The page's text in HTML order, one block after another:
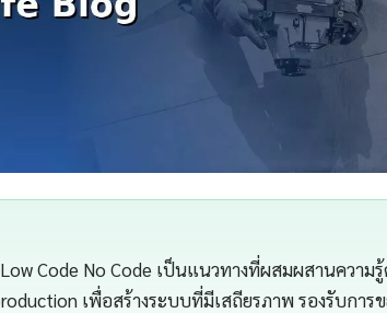
Low Code No Code เป็นแนวทางที่ผสมผสานความ
เพื่อสร้างระบบที่มีเสถียรภาพ รองรับกา